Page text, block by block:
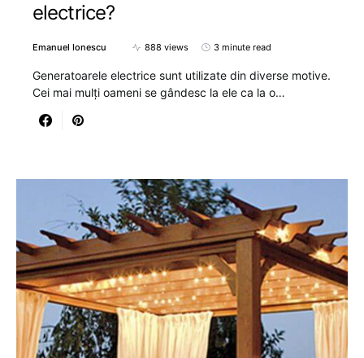
electrice?
Emanuel Ionescu 888 views 3 minute read
Generatoarele electrice sunt utilizate din diverse motive.
Cei mai mulți oameni se gândesc la ele ca la o…